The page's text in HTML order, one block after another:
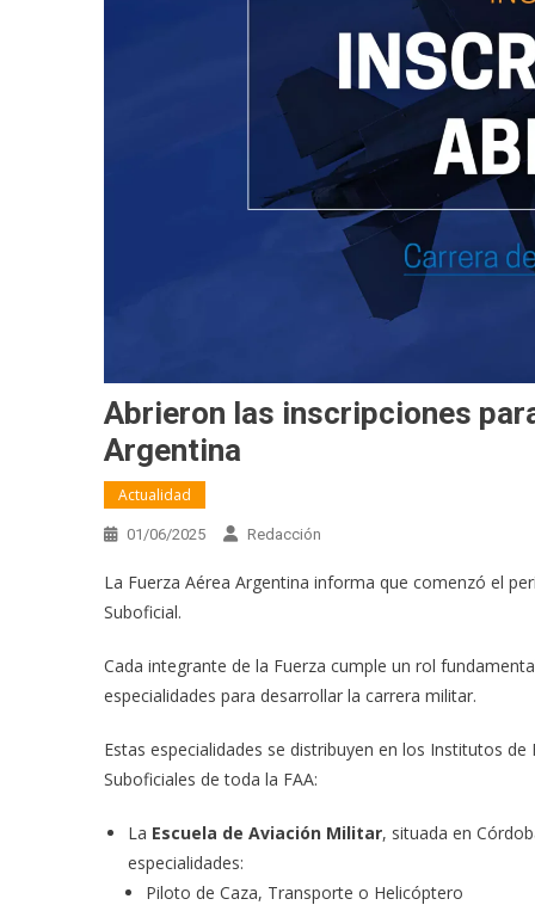
Abrieron las inscripciones
Argentina
Actualidad
01/06/2025 Redacción
La Fuerza Aérea Argentina informa que comenzó el
Suboficial.
Cada integrante de la Fuerza cumple un rol
especialidades para desarrollar la carrera militar.
Estas especialidades se distribuyen en los Institutos
Suboficiales de toda la FAA:
La Escuela de Aviación Militar, situada en
especialidades:
Piloto de Caza, Transporte o Helicóptero